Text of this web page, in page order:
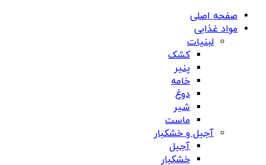
صفحه اصلی
مواد غذایی
لبنیات
کشک
پنیر
خامه
دوغ
شیر
ماست
آجیل و خشکبار
آجیل
خشکبار